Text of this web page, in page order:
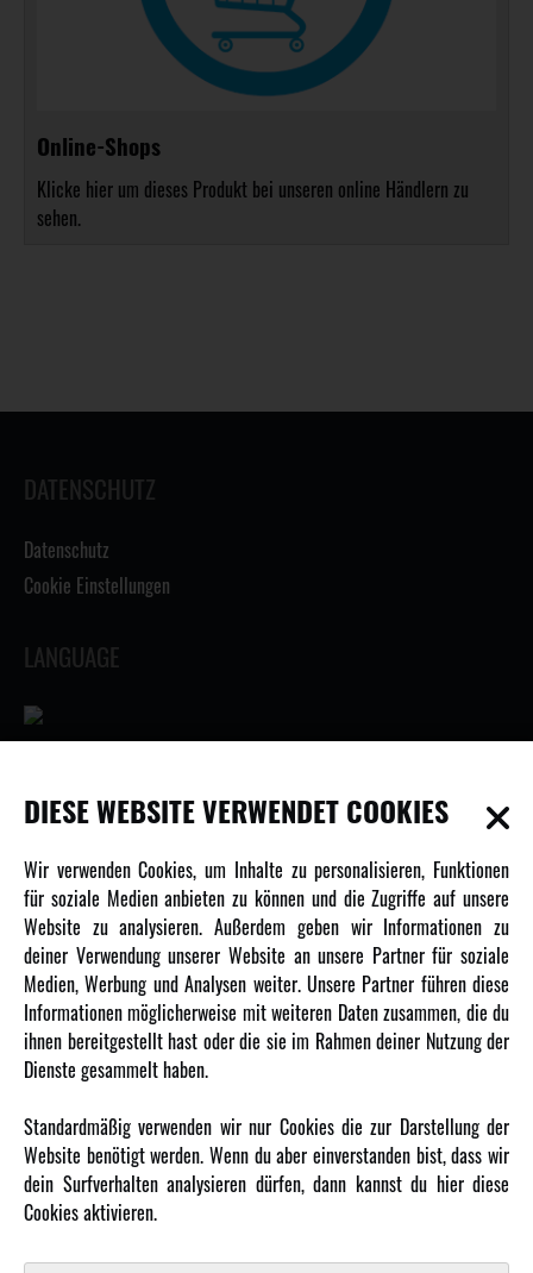
Online-Shops
Klicke hier um dieses Produkt bei unseren online Händlern zu
sehen.
DATENSCHUTZ
Datenschutz
Cookie Einstellungen
LANGUAGE
INFORMATIONEN
Newsletter
Über uns
Karriere
Amewi Kataloge
MEHR VON AMEWI
AMXRacing - Qualitäts RC-Zubehör
Amewi Construction - Nutzfahrzeuge
Malinos - Die kreative Seite von Amewi
Werden Sie Amewi Händler
DIESE WEBSITE VERWENDET COOKIES
Wir verwenden Cookies, um Inhalte zu personalisieren, Funktionen
für soziale Medien anbieten zu können und die Zugriffe auf unsere
Website zu analysieren. Außerdem geben wir Informationen zu
deiner Verwendung unserer Website an unsere Partner für soziale
Medien, Werbung und Analysen weiter. Unsere Partner führen diese
Informationen möglicherweise mit weiteren Daten zusammen, die du
ihnen bereitgestellt hast oder die sie im Rahmen deiner Nutzung der
Dienste gesammelt haben.
Standardmäßig verwenden wir nur Cookies die zur Darstellung der
Website benötigt werden. Wenn du aber einverstanden bist, dass wir
dein Surfverhalten analysieren dürfen, dann kannst du hier diese
Cookies aktivieren.